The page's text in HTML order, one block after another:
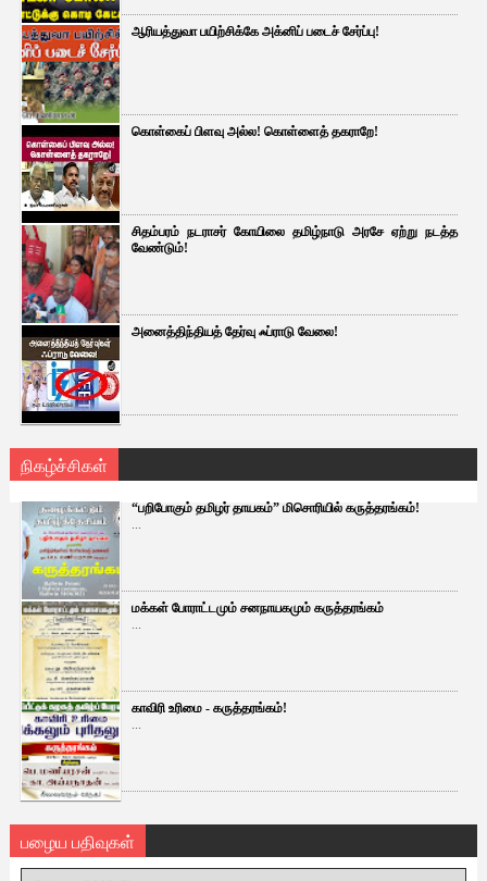
ஆரியத்துவா பயிற்சிக்கே அக்னிப் படைச் சேர்ப்பு!
கொள்கைப் பிளவு அல்ல! கொள்ளைத் தகராறே!
சிதம்பரம் நடராசர் கோயிலை தமிழ்நாடு அரசே ஏற்று நடத்த
வேண்டும்!
அனைத்திந்தியத் தேர்வு ஃப்ராடு வேலை!
நிகழ்ச்சிகள்
“பறிபோகும் தமிழர் தாயகம்” மிசொரியில் கருத்தரங்கம்!
...
மக்கள் போராட்டமும் சனநாயகமும் கருத்தரங்கம்
...
காவிரி உரிமை - கருத்தரங்கம்!
...
பழைய பதிவுகள்